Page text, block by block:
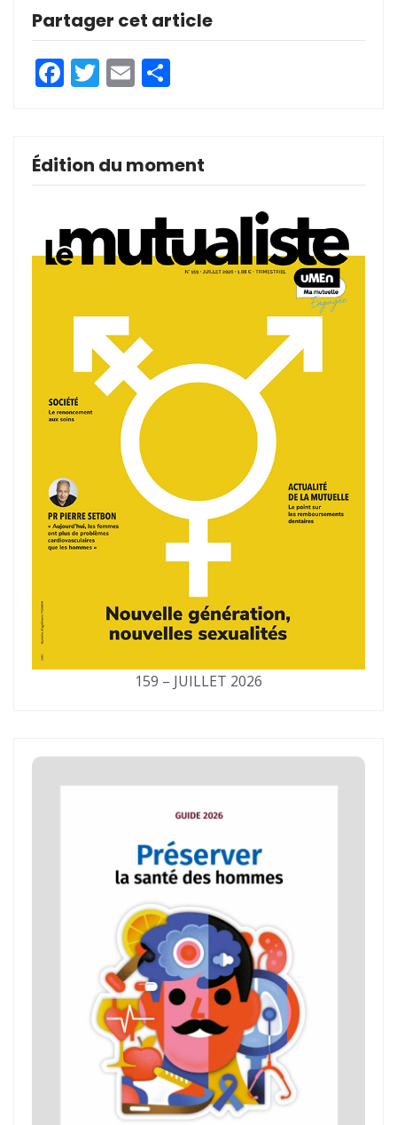
Partager cet article
Facebook
Twitter
Email
Édition du moment
159 – JUILLET 2026